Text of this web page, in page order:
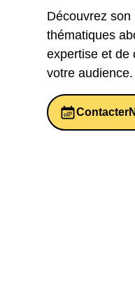
Découvrez
thématiques
expertise et de
votre audience.
Contacter